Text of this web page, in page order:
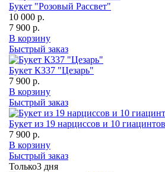
Букет "Розовый Рассвет"
10 000 р.
7 900 р.
В корзину
Быстрый заказ
Букет К337 "Цезарь"
7 900 р.
В корзину
Быстрый заказ
Букет из 19 нарциссов и 10 гиацинтов
7 900 р.
В корзину
Быстрый заказ
Только3 дня